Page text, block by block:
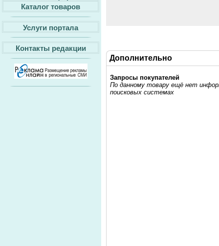
Каталог товаров
Услуги портала
Контакты редакции
Дополнительно
Запросы покупателей
По данному товару ещё нет
поисковых системах